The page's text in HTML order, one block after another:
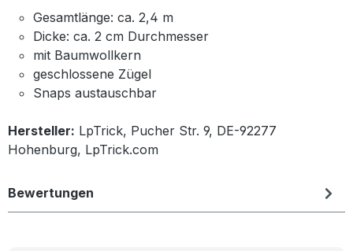
Gesamtlänge: ca. 2,4 m
Dicke: ca. 2 cm Durchmesser
mit Baumwollkern
geschlossene Zügel
Snaps austauschbar
Hersteller: LpTrick, Pucher Str. 9, DE-92277
Hohenburg, LpTrick.com
Bewertungen